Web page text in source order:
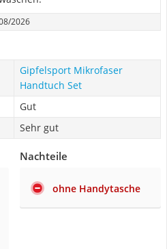
2026
Gipfelsport Mikrofaser
Handtuch Set
Gut
Sehr gut
Nachteile
ohne Handytasche